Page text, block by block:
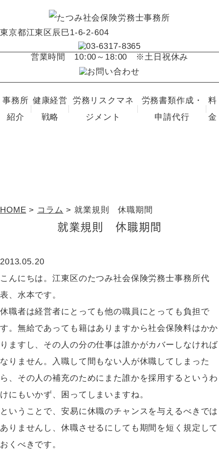
東京都江東区辰巳1-6-2-604
営業時間 10:00～18:00 ※土日祝休み
事務所
紹介
健康経営
戦略
労務リスクマネ
ジメント
労務書類作成・
申請代行
料
金
HOME > コラム >就業規則 休職期間
就業規則 休職期間
2013.05.20
こんにちは。江東区のたつみ社会保険労務士事務所代
表、水本です。
休職者は経営者にとっても他の職員にとっても負担で
す。無給であっても籍はありますから社会保険料はかか
りますし、その人の分の仕事は誰かがカバーしなければ
なりません。入職して間もない人が休職してしまった
ら、その人の補充のためにまた誰かを採用するというわ
けにもいかず、困ってしまいますね。
ということで、安易に休職のチャンスを与えるべきでは
ありませんし、休職させるにしても期間を短く規定して
おくべきです。